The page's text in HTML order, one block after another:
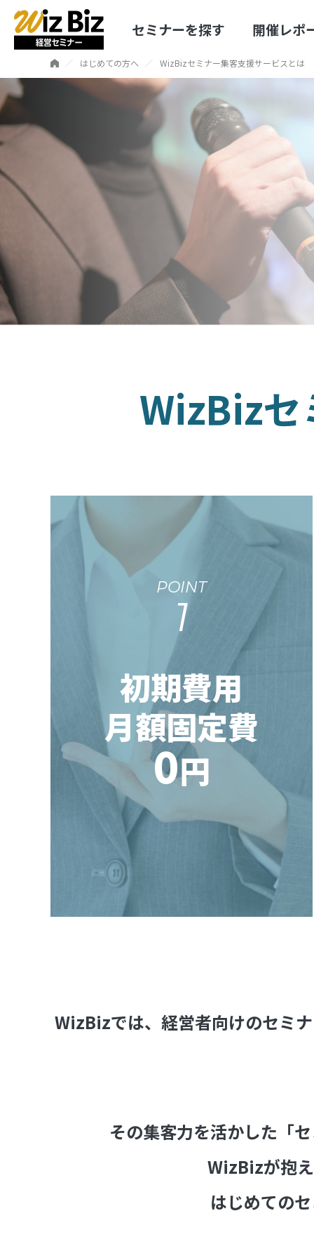
セミナーを探す 開催レポ
はじめての方へ WizBizセミナー集客支援サービスとは
WizBizセ
POINT
1
初期費用
月額固定費
0円
WizBizでは、経営者向けのセミ
その集客力を活かした「
WizBizが抱
はじめての